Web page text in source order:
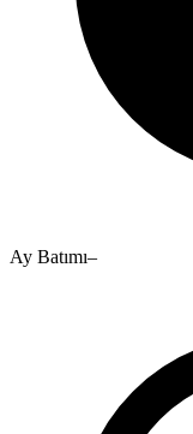
Ay Batımı–